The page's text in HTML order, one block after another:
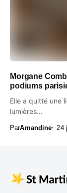
Morgane
podiums
Elle a quitté une
lumières...
ParAmandine 24